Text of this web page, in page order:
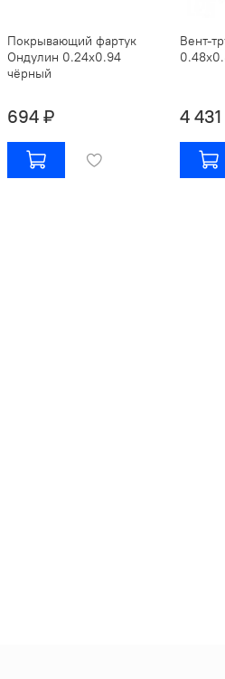
Покрывающий фартук
Ондулин 0.24х0.94
чёрный
694 ₽
Вент-
4